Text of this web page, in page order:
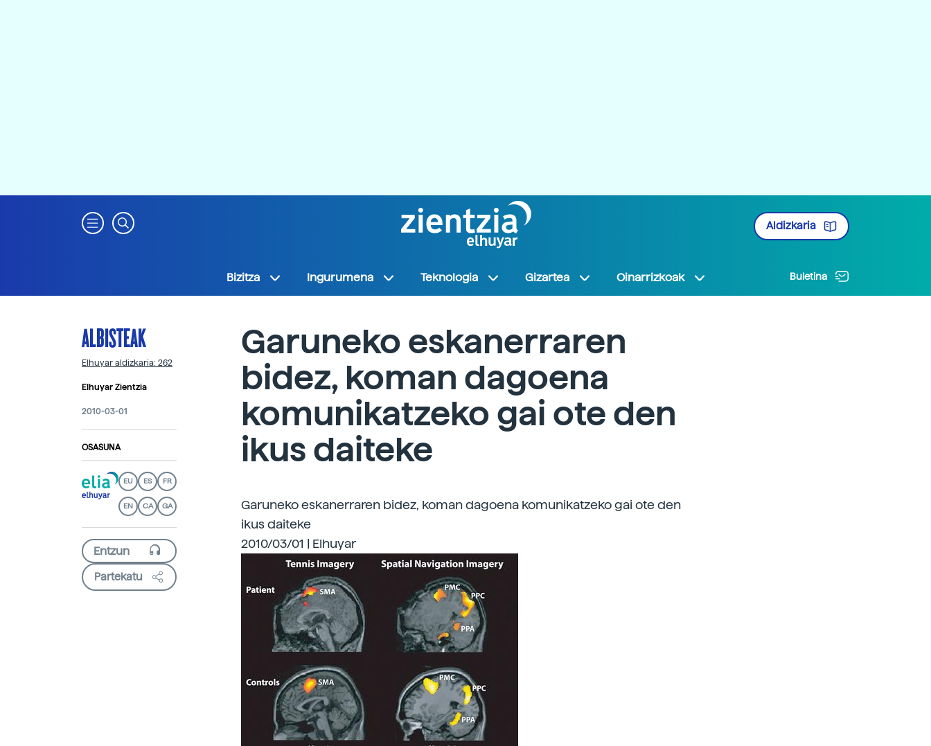
Aldizkaria
Bizitza Ingurumena Teknologia Gizartea Oinarrizkoak Buletina
ALBISTEAK
Elhuyar aldizkaria: 262
Elhuyar Zientzia
2010-03-01
OSASUNA
EU ES FR
EN CA GA
Partekatu
Garuneko eskanerraren
bidez, koman dagoena
komunikatzeko gai ote den
ikus daiteke
Garuneko eskanerraren bidez, koman dagoena komunikatzeko gai ote den
ikus daiteke
2010/03/01 | Elhuyar